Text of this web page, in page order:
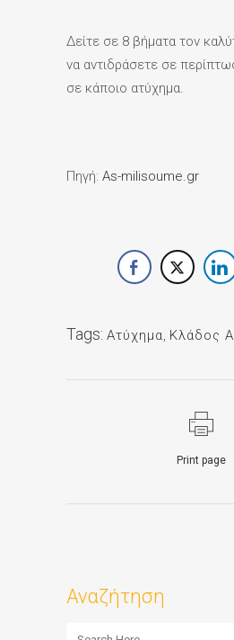
Δείτε σε 8 βήματα τον
να αντιδράσετε σε
σε κάποιο ατύχημα.
Πηγή: As-milisoume.gr
Tags: Ατύχημα, Κλάδος
Print page
Αναζήτηση